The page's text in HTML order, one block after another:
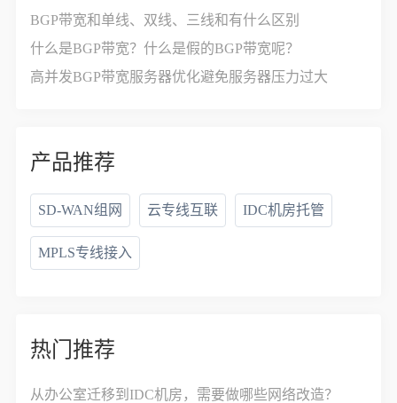
BGP带宽和单线、双线、三线和有什么区别
什么是BGP带宽？什么是假的BGP带宽呢？
高并发BGP带宽服务器优化避免服务器压力过大
产品推荐
SD-WAN组网 云专线互联 IDC机房托管
MPLS专线接入
热门推荐
从办公室迁移到IDC机房，需要做哪些网络改造？